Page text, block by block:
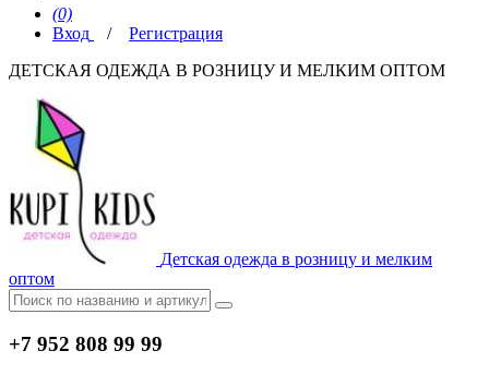
(0)
Вход
/
Регистрация
ДЕТСКАЯ ОДЕЖДА В РОЗНИЦУ И МЕЛКИМ ОПТОМ
Детская одежда в розницу и мелким
оптом
+7 952 808 99 99